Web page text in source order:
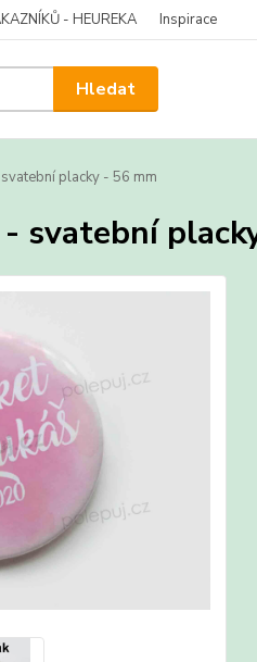
- HEUREKA Inspirace
Hledat
placky - 56 mm
svatební